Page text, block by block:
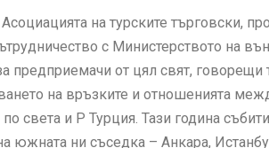
на турските търговски,
с Министерството на
предприемачи от цял свят, говорещи
на връзките и отношенията
по света и Р Турция. Тази година
южната ни съседка – Анкара,